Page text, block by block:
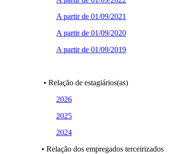
A partir de 01/09/2021
A partir de 01/09/2020
A partir de 01/09/2019
• Relação de estagiários(as)
2026
2025
2024
• Relação dos empregados terceirizados